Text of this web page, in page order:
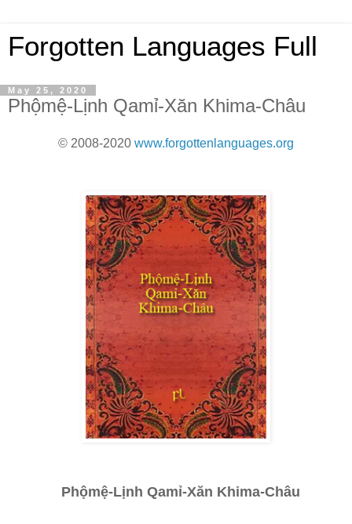
Forgotten Languages Full
May 25, 2020
Phộmệ-Lịnh Qamỉ-Xăn Khima-Châu
© 2008-2020 www.forgottenlanguages.org
Phộmệ-Lịnh Qamỉ-Xăn Khima-Châu